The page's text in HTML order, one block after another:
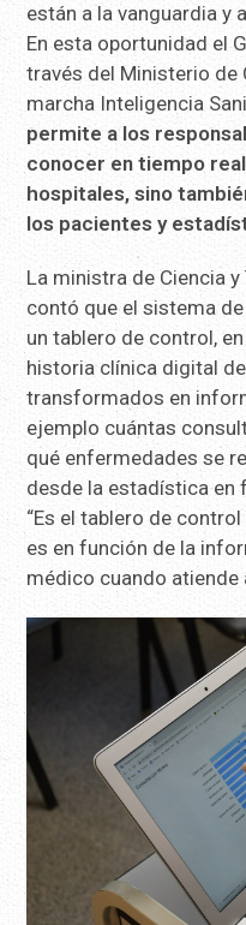
están a la vanguardia y
En esta oportunidad el
través del Ministerio de
marcha Inteligencia
permite a los
conocer en tiempo
hospitales, sino
los pacientes y
La ministra de Ciencia
contó que el sistema
un tablero de control,
historia clínica digital
transformados en
ejemplo cuántas
qué enfermedades se
desde la estadística en
“Es el tablero de
es en función de la
médico cuando atiende